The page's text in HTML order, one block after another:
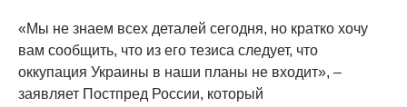
«Мы не знаем всех деталей сегодня, но кратко хочу
вам сообщить, что из его тезиса следует, что
оккупация Украины в наши планы не входит», –
заявляет Постпред России, который